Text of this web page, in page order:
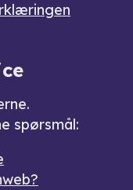
spørsmål: